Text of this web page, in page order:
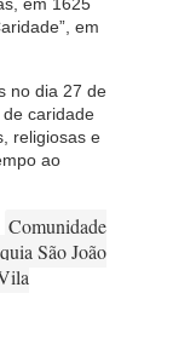
em
no dia 27 de
caridade
religiosas e
ao
Comunidade
São João